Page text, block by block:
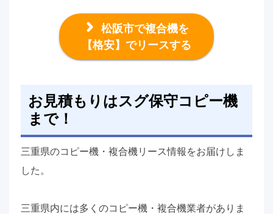
松阪市で複合機を
【格安】でリースする
お見積もりはスグ保守コピー機
まで！
三重県のコピー機・複合機リース情報をお届けしま
した。
三重県内には多くのコピー機・複合機業者がありま